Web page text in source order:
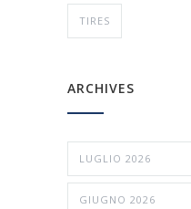
TIRES
ARCHIVES
LUGLIO 2026
GIUGNO 2026